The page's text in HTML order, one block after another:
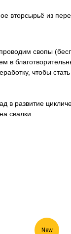
вторсырьё из
свопы
в
чтобы
в развитие
свалки.
New